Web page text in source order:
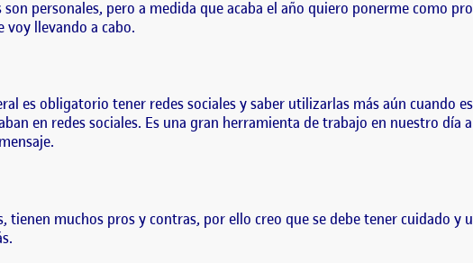
son personales, pero a medida que acaba el año quiero ponerme como
llevando a cabo.
es obligatorio tener redes sociales y saber utilizarlas más aún cuando
en redes sociales. Es una gran herramienta de trabajo en nuestro día
tienen muchos pros y contras, por ello creo que se debe tener cuidado y